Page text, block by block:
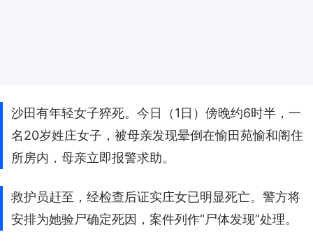
沙田有年轻女子猝死。今日（1日）傍晚约6时半，一
名20岁姓庄女子，被母亲发现晕倒在愉田苑愉和阁住
所房内，母亲立即报警求助。
救护员赶至，经检查后证实庄女已明显死亡。警方将
安排为她验尸确定死因，案件列作“尸体发现”处理。